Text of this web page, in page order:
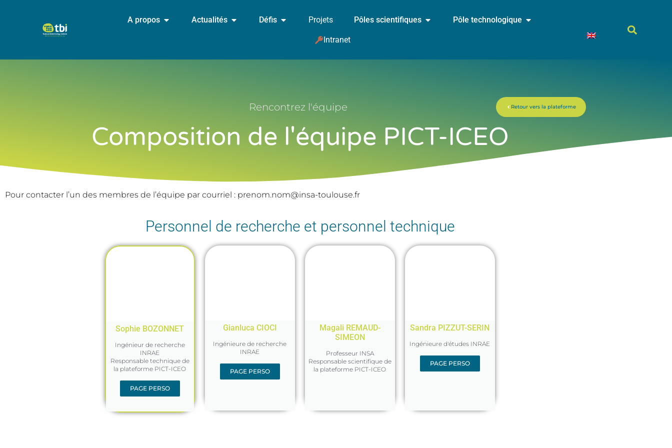
A propos Actualités Défis Projets Pôles scientifiques Pôle technologique
Intranet
Rencontrez l'équipe Retour vers la plateforme
Composition de l'équipe PICT-ICEO
Pour contacter l’un des membres de l’équipe par courriel : prenom.nom@insa-toulouse.fr
Personnel de recherche et personnel technique
Sophie BOZONNET
Ingénieur de recherche
INRAE
Responsable technique de
la plateforme PICT-ICEO
PAGE PERSO
Gianluca CIOCI
Ingénieure de recherche
INRAE
PAGE PERSO
Magali REMAUD-
SIMEON
Professeur INSA
Responsable scientifique de
la plateforme PICT-ICEO
Sandra PIZZUT-SERIN
Ingénieure d'études INRAE
PAGE PERSO